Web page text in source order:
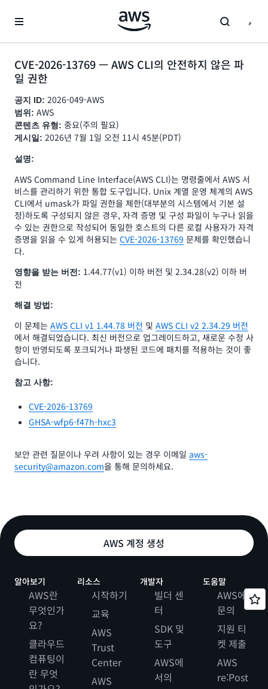
CVE-2026-13769 — AWS CLI의 안전하지 않은 파
일 권한
공지 ID: 2026-049-AWS
범위: AWS
콘텐츠 유형: 중요(주의 필요)
게시일: 2026년 7월 1일 오전 11시 45분(PDT)
설명:
AWS Command Line Interface(AWS CLI)는 명령줄에서 AWS 서
비스를 관리하기 위한 통합 도구입니다. Unix 계열 운영 체계의 AWS
CLI에서 umask가 파일 권한을 제한(대부분의 시스템에서 기본 설
정)하도록 구성되지 않은 경우, 자격 증명 및 구성 파일이 누구나 읽을
수 있는 권한으로 작성되어 동일한 호스트의 다른 로컬 사용자가 자격
증명을 읽을 수 있게 허용되는 CVE-2026-13769 문제를 확인했습니
다.
영향을 받는 버전: 1.44.77(v1) 이하 버전 및 2.34.28(v2) 이하 버
전
해결 방법:
이 문제는 AWS CLI v1 1.44.78 버전 및 AWS CLI v2 2.34.29 버전
에서 해결되었습니다. 최신 버전으로 업그레이드하고, 새로운 수정 사
항이 반영되도록 포크되거나 파생된 코드에 패치를 적용하는 것이 좋
습니다.
참고 사항:
CVE-2026-13769
GHSA-wfp6-f47h-hxc3
보안 관련 질문이나 우려 사항이 있는 경우 이메일 aws-
security@amazon.com을 통해 문의하세요.
AWS 계정 생성
알아보기
AWS란
무엇인가
요?
클라우드
컴퓨팅이
란 무엇
리소스
시작하기
교육
AWS
Trust
Center
AWS
개발자
빌더 센
터
SDK 및
도구
AWS에
서의
도움말
AWS에
문의
지원 티
켓 제출
AWS
re:Post